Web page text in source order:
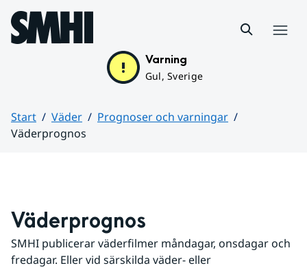
Hoppa till sidans innehåll
Varning
Gul, Sverige
Start Väder
Prognoser och varningar
Väderprognos
Väderprognos
SMHI publicerar väderfilmer måndagar, onsdagar och
fredagar. Eller vid särskilda väder- eller